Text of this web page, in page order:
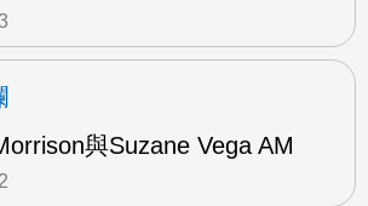
與Suzane Vega AM